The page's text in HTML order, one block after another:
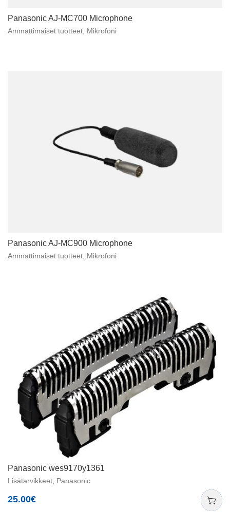
Panasonic AJ-MC700 Microphone
Ammattimaiset tuotteet Mikrofoni
Panasonic AJ-MC900 Microphone
Ammattimaiset tuotteet Mikrofoni
Panasonic wes9170y1361
Lisätarvikkeet Panasonic
25.00€